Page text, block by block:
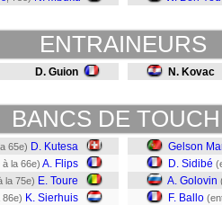
ENTRAINEURS
D. Guion N. Kovac
BANCS DE
65e) D. Kutesa
la 66e) A. Flips
la 75e) E. Toure
86e) K. Sierhuis
Gelson
D. Sidibé
A. Golovin
F. Ballo